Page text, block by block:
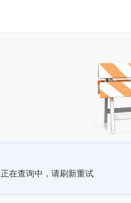
正在查询中，请刷新重试